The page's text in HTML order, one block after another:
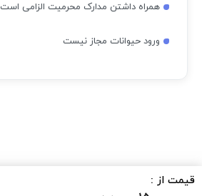
همراه داشتن مدارک محرمیت الزامی است
ورود حیوانات مجاز نیست
قیمت از :